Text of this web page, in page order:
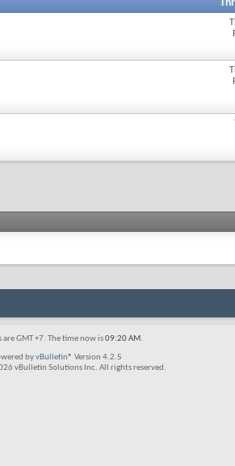
are GMT +7. The time now is09:20 AM.
byvBulletin® Version 4.2.5
vBulletin Solutions Inc. All rights reserved.